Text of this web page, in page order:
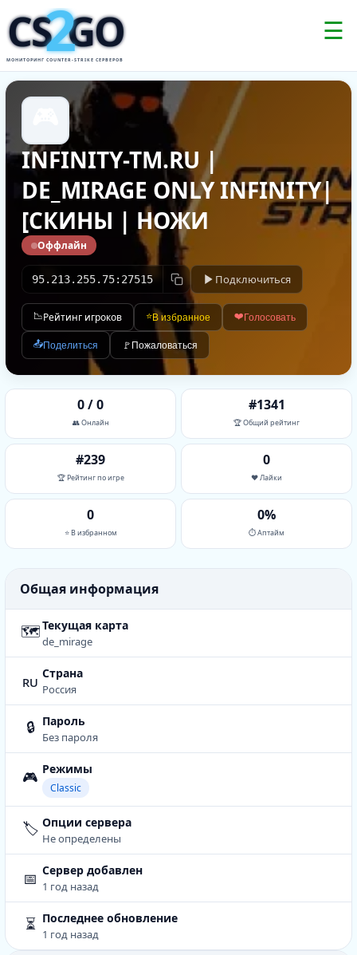
CS GO
2
МОНИТОРИНГ COUNTER-STRIKE СЕРВЕРОВ
☰
INFINITY-TM.RU |
DE_MIRAGE ONLY INFINITY|
[СКИНЫ | НОЖИ
Оффлайн
95.213.255.75:27515 Подключиться
📉Рейтинг игроков ⭐В избранное ❤️Голосовать
📤Поделиться 🚩 Пожаловаться
0 / 0
👥 Онлайн
#1341
🏆 Общий рейтинг
#239
🏆 Рейтинг по игре
0
❤️ Лайки
0
⭐ В избранном
0%
⏱ Аптайм
Общая информация
🗺Текущая карта
de_mirage
ru Страна
Россия
🔒 Пароль
Без пароля
🎮 Режимы
Classic
🏷️ Опции сервера
Не определены
📅 Сервер добавлен
1 год назад
⏳ Последнее обновление
1 год назад